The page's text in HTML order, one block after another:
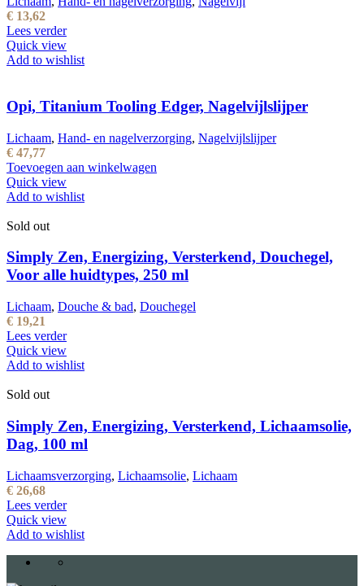
€ 13,62
Lees verder
Quick view
Add to wishlist
Opi, Titanium Tooling Edger, Nagelvijlslijper
Lichaam, Hand- en nagelverzorging, Nagelvijlslijper
€ 47,77
Toevoegen aan winkelwagen
Quick view
Add to wishlist
Sold out
Simply Zen, Energizing, Versterkend, Douchegel,
Voor alle huidtypes, 250 ml
Lichaam, Douche & bad, Douchegel
€ 19,21
Lees verder
Quick view
Add to wishlist
Sold out
Simply Zen, Energizing, Versterkend, Lichaamsolie,
Dag, 100 ml
Lichaamsverzorging, Lichaamsolie, Lichaam
€ 26,68
Lees verder
Quick view
Add to wishlist